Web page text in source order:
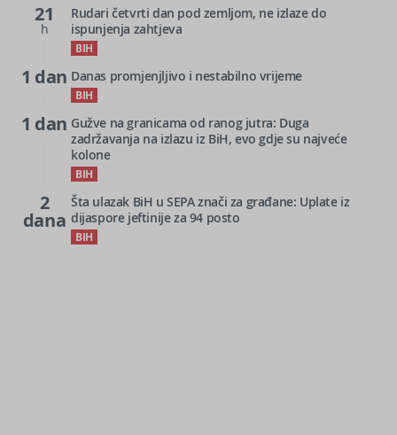
21
h
Rudari četvrti dan pod zemljom, ne izlaze do
ispunjenja zahtjeva
BIH
1 dan Danas promjenjljivo i nestabilno vrijeme
BIH
1 dan Gužve na granicama od ranog jutra: Duga
zadržavanja na izlazu iz BiH, evo gdje su najveće
kolone
BIH
2
dana
Šta ulazak BiH u SEPA znači za građane: Uplate iz
dijaspore jeftinije za 94 posto
BIH